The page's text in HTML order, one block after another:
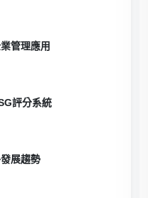
管理應用
評分系統
展趨勢